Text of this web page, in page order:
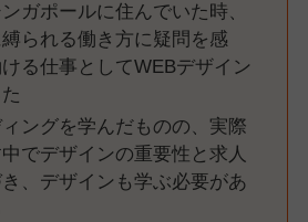
ガポールに住んでいた時、
られる働き方に疑問を感
る仕事としてWEBデザイン
ングを学んだものの、実際
でデザインの重要性と求人
、デザインも学ぶ必要があ